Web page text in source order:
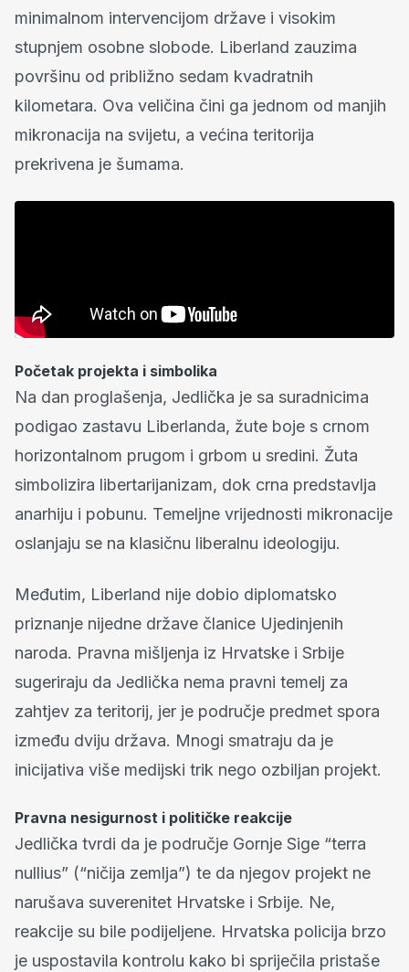
minimalnom intervencijom države i visokim
stupnjem osobne slobode. Liberland zauzima
površinu od približno sedam kvadratnih
kilometara. Ova veličina čini ga jednom od manjih
mikronacija na svijetu, a većina teritorija
prekrivena je šumama.
Početak projekta i simbolika
Na dan proglašenja, Jedlička je sa suradnicima
podigao zastavu Liberlanda, žute boje s crnom
horizontalnom prugom i grbom u sredini. Žuta
simbolizira libertarijanizam, dok crna predstavlja
anarhiju i pobunu. Temeljne vrijednosti mikronacije
oslanjaju se na klasičnu liberalnu ideologiju.
Međutim, Liberland nije dobio diplomatsko
priznanje nijedne države članice Ujedinjenih
naroda. Pravna mišljenja iz Hrvatske i Srbije
sugeriraju da Jedlička nema pravni temelj za
zahtjev za teritorij, jer je područje predmet spora
između dviju država. Mnogi smatraju da je
inicijativa više medijski trik nego ozbiljan projekt.
Pravna nesigurnost i političke reakcije
Jedlička tvrdi da je područje Gornje Sige “terra
nullius” (“ničija zemlja”) te da njegov projekt ne
narušava suverenitet Hrvatske i Srbije. Ne,
reakcije su bile podijeljene. Hrvatska policija brzo
je uspostavila kontrolu kako bi spriječila pristaše